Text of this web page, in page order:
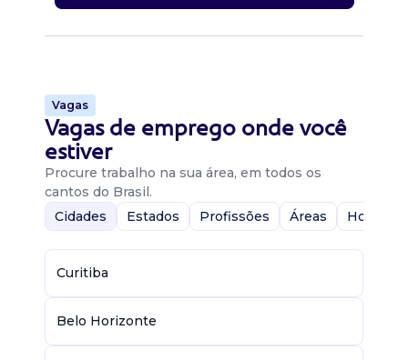
Vagas
Vagas de emprego onde você
estiver
Procure trabalho na sua área, em todos os
cantos do Brasil.
Cidades
Estados Profissões Áreas Home-
Curitiba
Belo Horizonte